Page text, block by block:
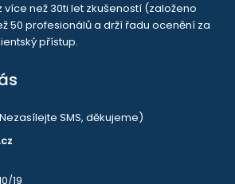
více než 30ti let zkušeností (založeno
50 profesionálů a drží řadu ocenění za
přístup.
SMS, děkujeme)
19